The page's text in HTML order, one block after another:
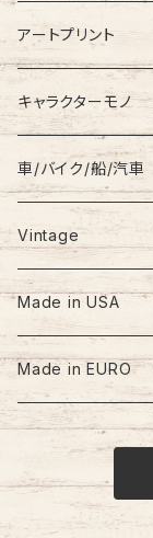
Levi’s
アートプリント
キャラクターモノ
車/バイク/船/汽車
Vintage
60s-70s
80s
90s
Made in USA
Made in EURO